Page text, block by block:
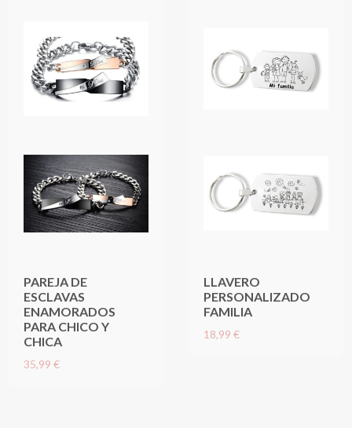
PAREJA DE
ESCLAVAS
ENAMORADOS
PARA CHICO Y
CHICA
35,99 €
LLAVERO
PERSONALIZADO
FAMILIA
18,99 €